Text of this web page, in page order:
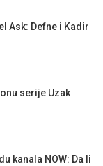
Ask: Defne i Kadir
serije Uzak
kanala NOW: Da li